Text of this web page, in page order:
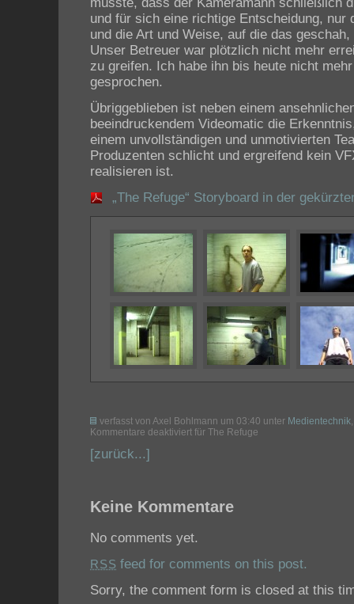
und für sich eine richtige Entscheidung, nur
und die Art und Weise, auf die das
Unser Betreuer war plötzlich nicht mehr
zu greifen. Ich habe ihn bis heute nicht
gesprochen.
Übriggeblieben ist neben einem
beeindruckendem Videomatic die
einem unvollständigen und unmotivierten
Produzenten schlicht und ergreifend kein
realisieren ist.
„The Refuge“ Storyboard in der
verfasst von Axel Bohlmann um 03:40 unter Medientechnik
Kommentare deaktiviert für The Refuge
[zurück...]
Keine Kommentare
No comments yet.
RSS feed for comments on this post.
Sorry, the comment form is closed at this